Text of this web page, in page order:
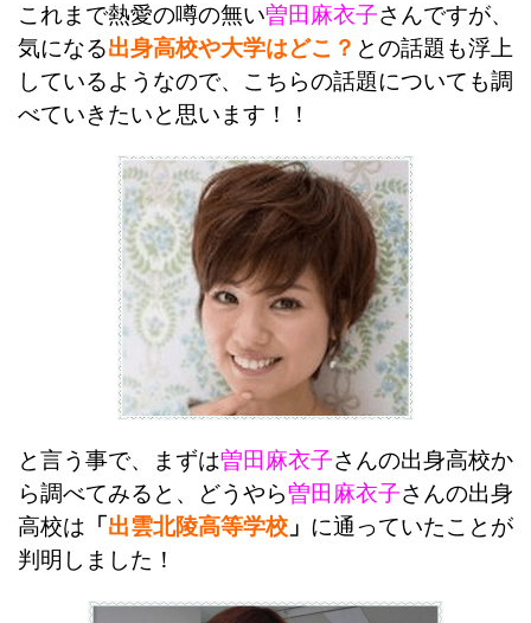
これまで熱愛の噂の無い曽田麻衣子さんですが、
気になる出身高校や大学はどこ？ との話題も浮上
しているようなので、こちらの話題についても調
べていきたいと思います！！
と言う事で、まずは曽田麻衣子さんの出身高校か
ら調べてみると、どうやら曽田麻衣子さんの出身
高校は 「出雲北陵高等学校 」 に通っていたことが
判明しました！